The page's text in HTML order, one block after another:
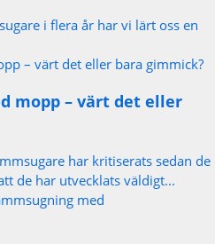
i flera år har vi lärt oss en
mopp – värt det eller
har kritiserats sedan de
de har utvecklats väldigt...